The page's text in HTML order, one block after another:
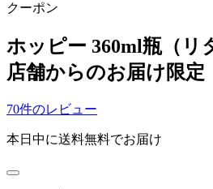
クーポン
ホッピー 360ml瓶（
店舗からのお届け限定
70件のレビュー
本日中に送料無料でお届け